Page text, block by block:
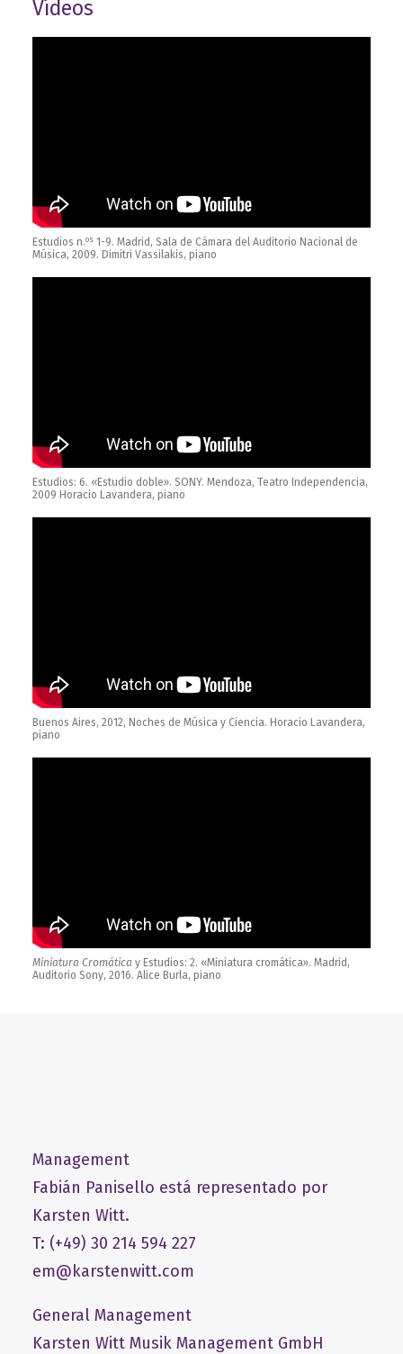
Vídeos
Estudios n.os 1-9. Madrid, Sala de Cámara del Auditorio Nacional de
Música, 2009. Dimitri Vassilakis, piano
Estudios: 6. «Estudio doble». SONY. Mendoza, Teatro Independencia,
2009 Horacio Lavandera, piano
Buenos Aires, 2012, Noches de Música y Ciencia. Horacio Lavandera,
piano
Miniatura Cromática y Estudios: 2. «Miniatura cromática». Madrid,
Auditorio Sony, 2016. Alice Burla, piano
Management
Fabián Panisello está representado por
Karsten Witt.
T: (+49) 30 214 594 227
em@karstenwitt.com
General Management
​Karsten Witt Musik Management GmbH​